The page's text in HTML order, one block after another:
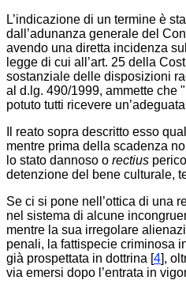
L’indicazione di un termine è
dall’adunanza generale del
avendo una diretta incidenza
legge di cui all’art. 25 della
sostanziale delle disposizioni
al d.lg. 490/1999, ammette che
potuto tutti ricevere
Il reato sopra descritto esso
mentre prima della scadenza
lo stato dannoso o rectius
detenzione del bene culturale,
Se ci si pone nell’ottica di una
nel sistema di alcune
mentre la sua irregolare
penali, la fattispecie criminosa
già prospettata in dottrina [4],
via emersi dopo l’entrata in